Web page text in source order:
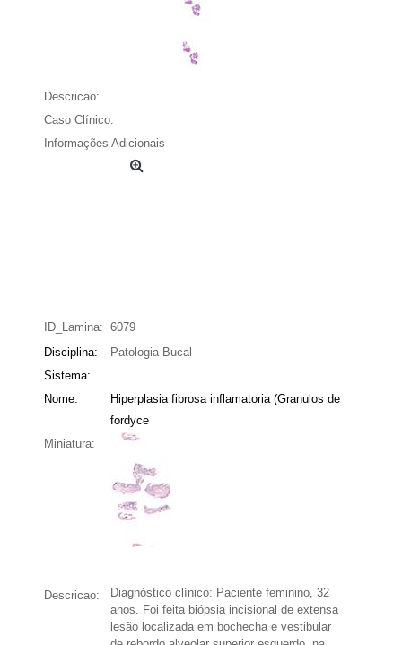
Descricao:
Caso Clínico:
Informações Adicionais
ID_Lamina: 6079
Disciplina:
Patologia Bucal
Sistema:
Nome:
Hiperplasia fibrosa inflamatoria (Granulos de
fordyce
Miniatura:
Descricao:
Diagnóstico clínico: Paciente feminino, 32
anos. Foi feita biópsia incisional de extensa
lesão localizada em bochecha e vestibular